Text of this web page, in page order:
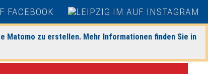
zu erstellen. Mehr Informationen finden Sie in